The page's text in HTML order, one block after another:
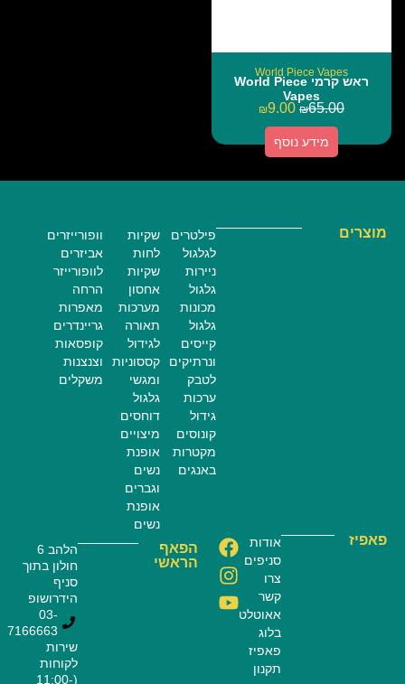
World Piece Vapes
ראש קרמי World Piece
Vapes
₪65.00
₪9.00
מידע נוסף
מוצרים
פילטרים
לגלגול
ניירות
גלגול
מכונות
גלגול
קייסים
ונרתיקים
לטבק
ערכות
גידול
קונוסים
מקטרות
באנגים
שקיות
לחות
שקיות
אחסון
מערכות
תאורה
לגידול
קססוניות
ומגשי
גלגול
דוחסים
מיצויים
אופנת
נשים
וגברים
אופנת
נשים
וופורייזרים
אביזרים
לוופורייזר
הרחה
מאפרות
גריינדרים
קופסאות
וצנצנות
משקלים
פאפיז
אודות
סניפים
צרו
קשר
אאוטלט
בלוג
פאפיז
תקנון
הפאף
הראשי
הלהב 6
חולון בתוך
סניף
הידרושופ
03-
7166663
שירות
לקוחות
(11:00-